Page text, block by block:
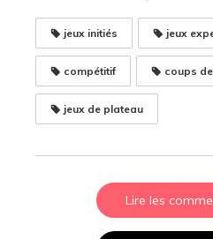
jeux initiés jeux
compétitif coups
jeux de plateau
Lire les